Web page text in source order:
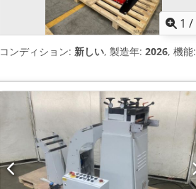
1 /
コンディション: 新しい, 製造年: 2026, 機能: